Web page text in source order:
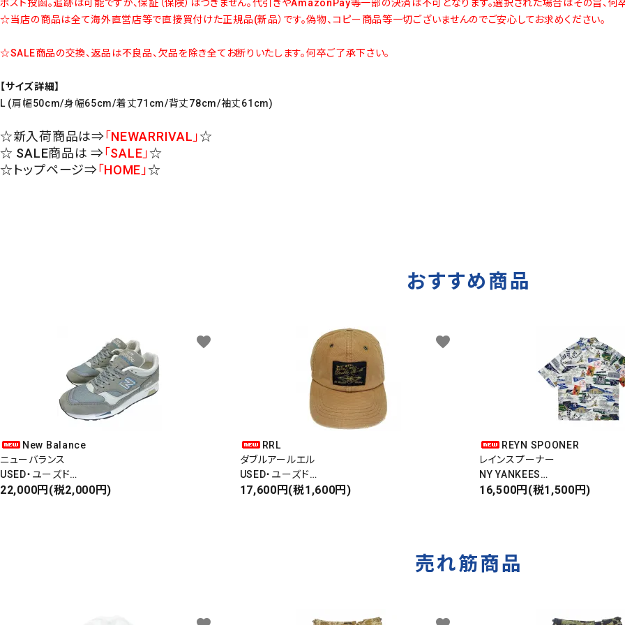
ポスト投函。追跡は可能ですが、保証（保険）はつきません。代引きやAmazonPay等一部の決済は不可となります。選択された場合はその旨、何
☆当店の商品は全て海外直営店等で直接買付けた正規品(新品）です。偽物、コピー商品等一切ございませんのでご安心してお求めください。
☆SALE商品の交換、返品は不良品、欠品を除き全てお断りいたします。何卒ご了承下さい。
【サイズ詳細】
L (肩幅50cm/身幅65cm/着丈71cm/背丈78cm/袖丈61cm)
☆新入荷商品は⇒「NEWARRIVAL」☆
☆ SALE商品は ⇒「SALE」☆
☆トップページ⇒「HOME」☆
おすすめ商品
New Balance
ニューバランス
USED・ユーズド
Made In England
22,000円(税2,000円)
favorite
RRL
ダブルアールエル
USED・ユーズド
6PANEL CAP
17,600円(税1,600円)
favorite
REYN SPOONER
レインスプーナー
NY YANKEES
ニューヨークヤンキース
16,500円(税1,500円)
売れ筋商品